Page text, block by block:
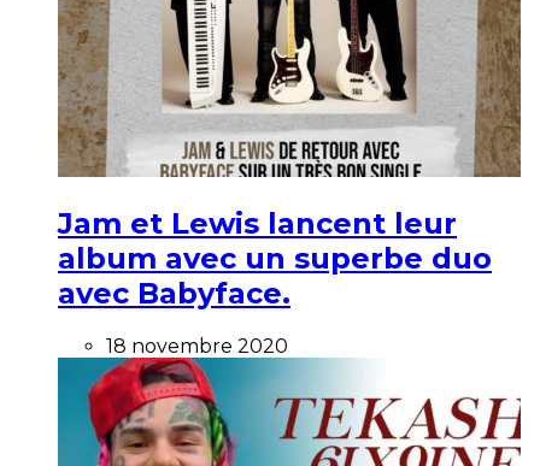
Jam et Lewis lancent leur
album avec un superbe duo
avec Babyface.
18 novembre 2020